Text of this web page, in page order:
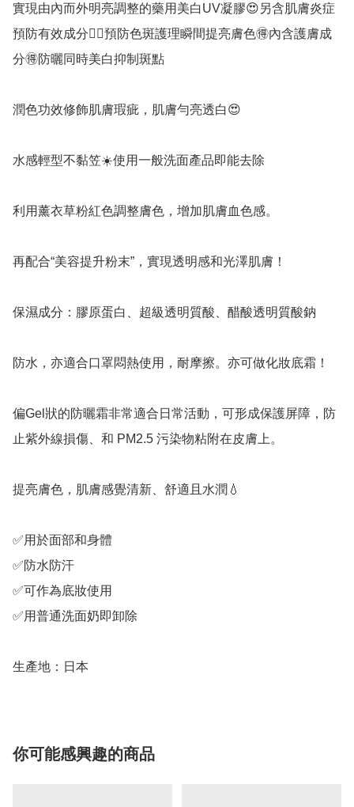
實現由內而外明亮調整的藥用美白UV凝膠😍另含肌膚炎症
預防有效成分👍🏻預防色斑護理瞬間提亮膚色🉐️內含護膚成
分🉐️防曬同時美白抑制斑點
潤色功效修飾肌膚瑕疵，肌膚勻亮透白😍
水感輕型不黏笠☀️使用一般洗面產品即能去除
利用薰衣草粉紅色調整膚色，增加肌膚血色感。
再配合“美容提升粉末”，實現透明感和光澤肌膚！
保濕成分：膠原蛋白、超級透明質酸、醋酸透明質酸鈉
防水，亦適合口罩悶熱使用，耐摩擦。亦可做化妝底霜！
偏Gel狀的防曬霜非常適合日常活動，可形成保護屏障，防
止紫外線損傷、和 PM2.5 污染物粘附在皮膚上。
提亮膚色，肌膚感覺清新、舒適且水潤💧
✅用於面部和身體
✅防水防汗
✅可作為底妝使用
✅用普通洗面奶即卸除
生產地：日本
你可能感興趣的商品